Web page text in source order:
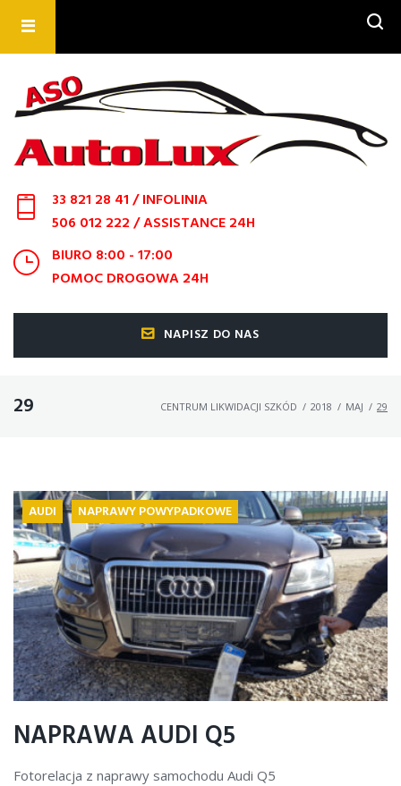
33 821 28 41/ INFOLINIA
506 012 222/ ASSISTANCE 24H
BIURO 8:00 - 17:00
POMOC DROGOWA 24H
NAPISZ DO NAS
29 CENTRUM LIKWIDACJI SZKÓD / 2018 / MAJ / 29
AUDI NAPRAWY POWYPADKOWE
NAPRAWA AUDI Q5
Fotorelacja z naprawy samochodu Audi Q5